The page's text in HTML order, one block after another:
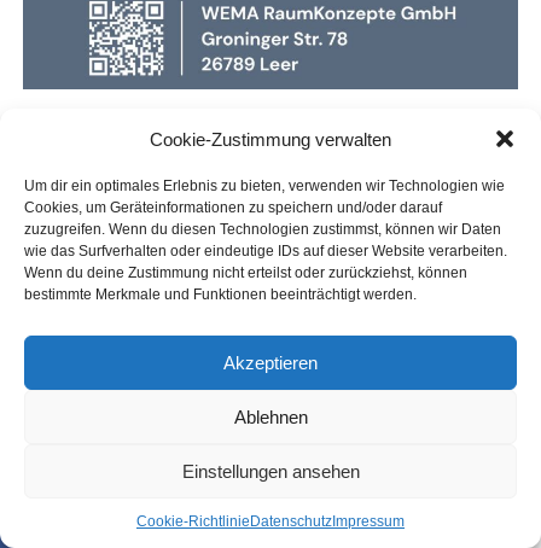
Cookie-Zustimmung verwalten
Um dir ein optimales Erlebnis zu bieten, verwenden wir Technologien wie
Cookies, um Geräteinformationen zu speichern und/oder darauf
zuzugreifen. Wenn du diesen Technologien zustimmst, können wir Daten
wie das Surfverhalten oder eindeutige IDs auf dieser Website verarbeiten.
Wenn du deine Zustimmung nicht erteilst oder zurückziehst, können
bestimmte Merkmale und Funktionen beeinträchtigt werden.
Akzeptieren
Ablehnen
Einstellungen ansehen
Coo­kie-Richt­li­nie Daten­schutz Impres­sum
SHARE TWEET